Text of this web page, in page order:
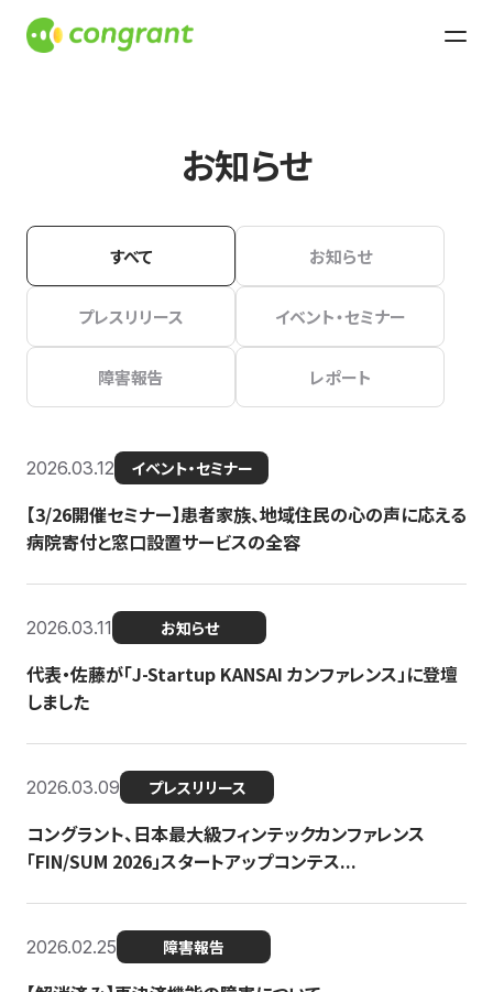
お知らせ
すべて お知らせ
プレスリリース イベント・セミナー
障害報告 レポート
2026.03.12 イベント・セミナー
【3/26開催セミナー】患者家族、地域住民の心の声に応える
病院寄付と窓口設置サービスの全容
2026.03.11 お知らせ
代表・佐藤が「J-Startup KANSAI カンファレンス」に登壇
しました
2026.03.09 プレスリリース
コングラント、日本最大級フィンテックカンファレンス
「FIN/SUM 2026」スタートアップコンテス...
2026.02.25 障害報告